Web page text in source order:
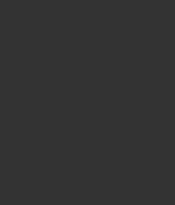
instagram